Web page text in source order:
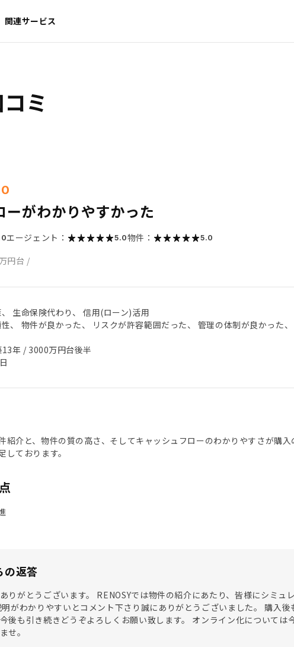
関連サービス
ミ
ーがわかりやすかった
エージェント： 5.0物件： 5.0
円台 /
生命保険代わり、 信用(ローン)活用
、 物件が良かった、 リスクが許容範囲だった、 管理の体制が良かった
年 / 3000万円台後半
紹介と、物件の質の高さ、そしてキャッシュフローのわかりやすさが購
ております。
の返答
りがとうございます。 RENOSYでは物件の紹介にあたり、皆様にシミュ
がわかりやすいとコメント下さり誠にありがとうございました。 購入
後も引き続きどうぞよろしくお願い致します。 オンライン化については
せ。